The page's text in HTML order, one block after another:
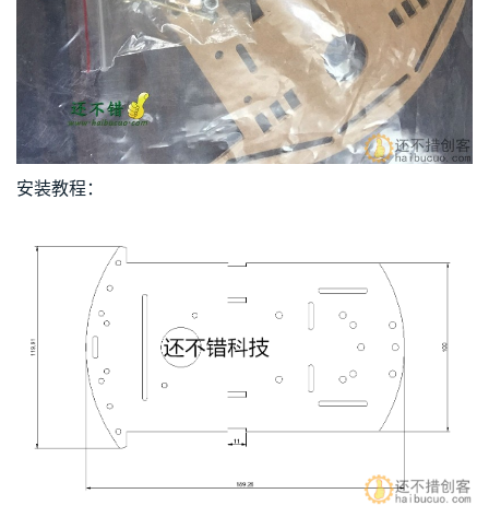
安装教程：